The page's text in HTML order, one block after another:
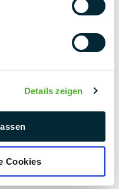
Details zeigen
Cookies
e.V. leistet eine
nur Hunde, Katzen
auch Wildtiere und
sicher, dass Notfälle
die bestmögliche
rund 450 Tiere, die
werden, verdient es,